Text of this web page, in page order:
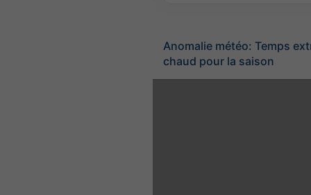
Anomalie météo: Temps
chaud pour la saison